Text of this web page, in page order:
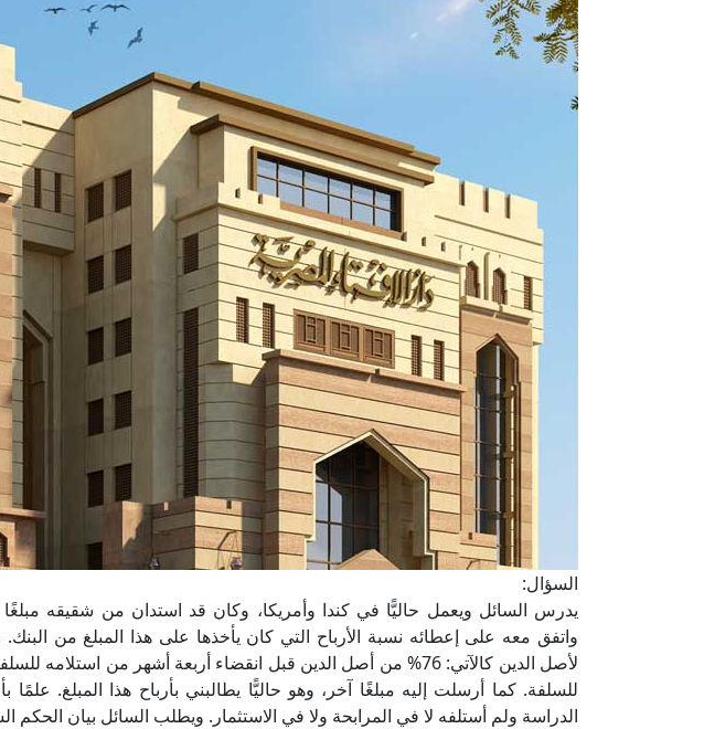
السؤال:
يدرس السائل ويعمل حاليًّا في كندا وأمريكا، وكان قد استدان من شقيقه
واتفق معه على إعطائه نسبة الأرباح التي كان يأخذها على هذا المبلغ من البنك.
للسلفة. كما أرسلت إليه مبلغًا آخر، وهو حاليًّا يطالبني بأرباح هذا المبلغ. علمًا
الدراسة ولم أستلفه لا في المرابحة ولا في الاستثمار. ويطلب السائل بيان الحكم